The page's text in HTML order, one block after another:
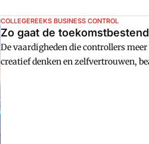
COLLEGEREEKS BUSINESS CONTROL
Zo gaat de
De vaardigheden die controllers
creatief denken en zelfvertrouwen,